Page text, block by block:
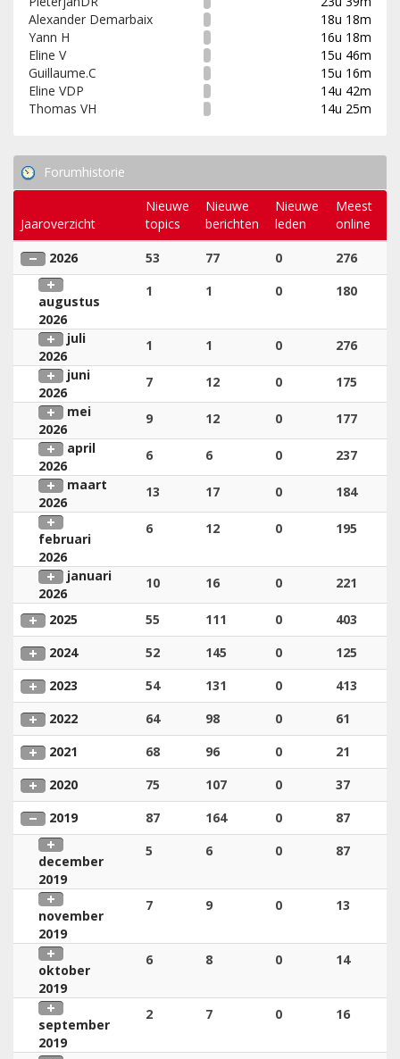
Alexander Demarbaix
18u 18m
Yann H
16u 18m
Eline V
15u 46m
Guillaume.C
15u 16m
Eline VDP
14u 42m
Thomas VH
14u 25m
Forumhistorie
Jaaroverzicht
Nieuwe
topics
Nieuwe
berichten
Nieuwe
leden
Meest
online
2026
53 77 0 276
augustus
2026
1 1 0 180
juli
2026
1 1 0
276
juni
2026
7 12 0
175
mei
2026
9 12 0
177
april
2026
6 6 0
237
maart
2026
13 17 0 184
februari
2026
6 12 0 195
januari
2026
10 16 0 221
2025 55 111 0
403
2024
52 145 0
125
2023
54 131 0
413
2022
64 98 0
61
2021
68 96 0
21
2020
75 107 0
37
2019
87 164 0 87
december
2019
5 6 0 87
november
2019
7 9 0 13
oktober
2019
6 8 0 14
september
2019
2 7 0 16